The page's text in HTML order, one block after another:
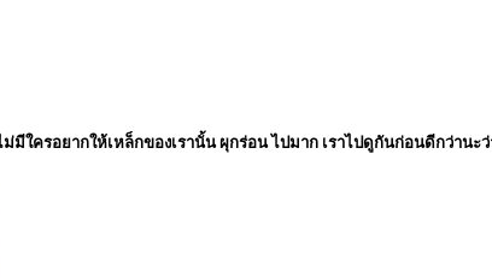
ใครอยากให้เหล็กของเรานั้น ผุกร่อน ไปมาก เราไปดูกันก่อนดีกว่าน